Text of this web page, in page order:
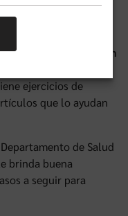
brindar nuestros
digital
meQuilibrium
que le ayuda a
ejercicios de
que lo ayudan
de Salud
brinda buena
a seguir para